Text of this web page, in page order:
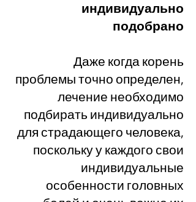
индивидуально
подобрано
Даже когда корень
проблемы точно определен,
лечение необходимо
подбирать индивидуально
для страдающего человека,
поскольку у каждого свои
индивидуальные
особенности головных